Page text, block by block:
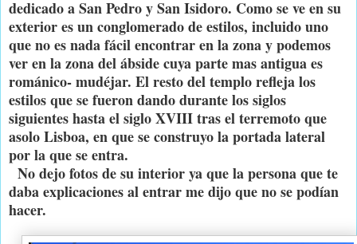
dedicado a San Pedro y San Isidoro. Como se ve en su
exterior es un conglomerado de estilos, incluido uno
que no es nada fácil encontrar en la zona y podemos
ver en la zona del ábside cuya parte mas antigua es
románico- mudéjar. El resto del templo refleja los
estilos que se fueron dando durante los siglos
siguientes hasta el siglo XVIII tras el terremoto que
asolo Lisboa, en que se construyo la portada lateral
por la que se entra.
No dejo fotos de su interior ya que la persona que te
daba explicaciones al entrar me dijo que no se podían
hacer.